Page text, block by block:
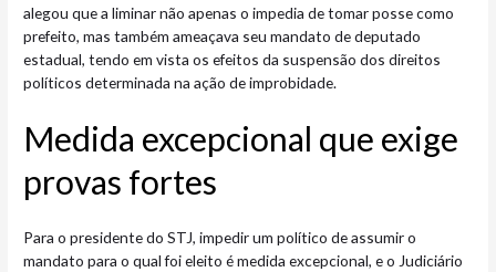
alegou que a liminar não apenas o impedia de tomar posse como
prefeito, mas também ameaçava seu mandato de deputado
estadual, tendo em vista os efeitos da suspensão dos direitos
políticos determinada na ação de improbidade.
Medida excepcional que exige
provas fortes
Para o presidente do STJ, impedir um político de assumir o
mandato para o qual foi eleito é medida excepcional, e o Judiciário